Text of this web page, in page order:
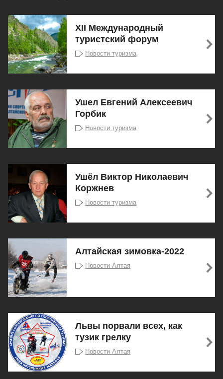
XII Международный
туристский форум
Новости туризма
Ушел Евгений Алексеевич
Горбик
Новости туризма
Ушёл Виктор Николаевич
Коржнев
Новости туризма
Алтайская зимовка-2022
Новости Алтая
Львы порвали всех, как
тузик грелку
Новости Алтая